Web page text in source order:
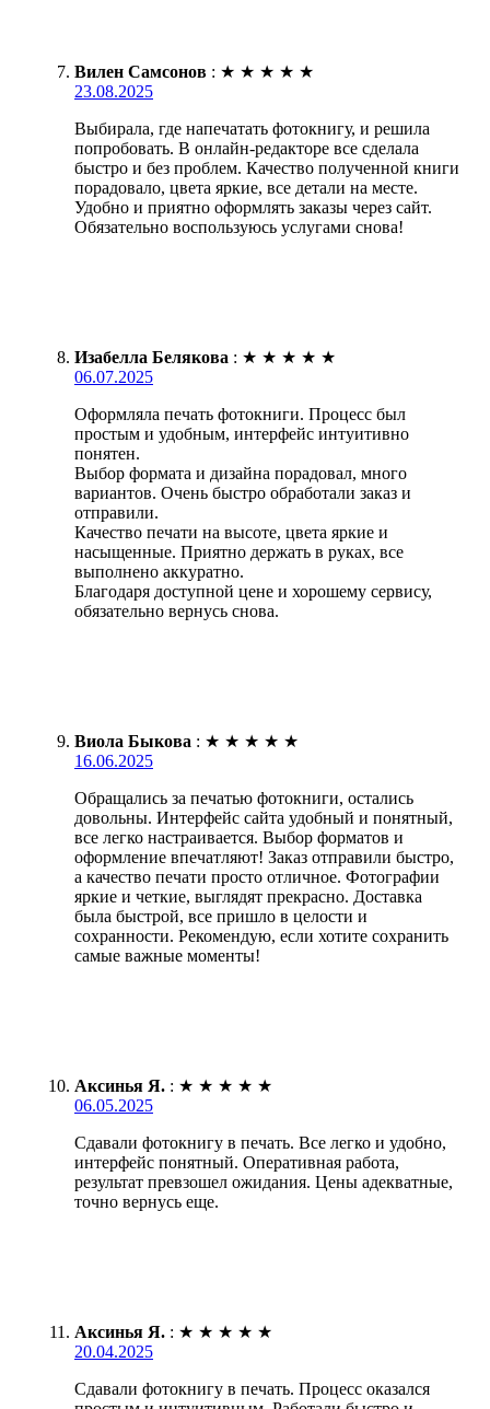
Вилен Самсонов : ★ ★ ★ ★ ★
23.08.2025
Выбирала, где напечатать фотокнигу, и решила
попробовать. В онлайн-редакторе все сделала
быстро и без проблем. Качество полученной книги
порадовало, цвета яркие, все детали на месте.
Удобно и приятно оформлять заказы через сайт.
Обязательно воспользуюсь услугами снова!
Изабелла Белякова : ★ ★ ★ ★ ★
06.07.2025
Оформляла печать фотокниги. Процесс был
простым и удобным, интерфейс интуитивно
понятен.
Выбор формата и дизайна порадовал, много
вариантов. Очень быстро обработали заказ и
отправили.
Качество печати на высоте, цвета яркие и
насыщенные. Приятно держать в руках, все
выполнено аккуратно.
Благодаря доступной цене и хорошему сервису,
обязательно вернусь снова.
Виола Быкова : ★ ★ ★ ★ ★
16.06.2025
Обращались за печатью фотокниги, остались
довольны. Интерфейс сайта удобный и понятный,
все легко настраивается. Выбор форматов и
оформление впечатляют! Заказ отправили быстро,
а качество печати просто отличное. Фотографии
яркие и четкие, выглядят прекрасно. Доставка
была быстрой, все пришло в целости и
сохранности. Рекомендую, если хотите сохранить
самые важные моменты!
Аксинья Я. : ★ ★ ★ ★ ★
06.05.2025
Сдавали фотокнигу в печать. Все легко и удобно,
интерфейс понятный. Оперативная работа,
результат превзошел ожидания. Цены адекватные,
точно вернусь еще.
Аксинья Я. : ★ ★ ★ ★ ★
20.04.2025
Сдавали фотокнигу в печать. Процесс оказался